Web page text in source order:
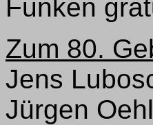
Funken
Zum 80.
Jens
Jürgen